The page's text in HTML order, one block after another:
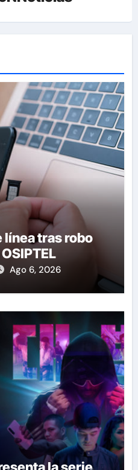
línea tras robo
Ago 6, 2026
la serie